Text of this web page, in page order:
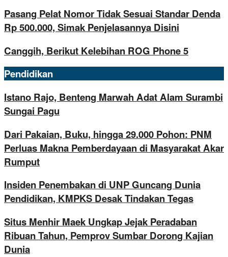
Pasang Pelat Nomor Tidak Sesuai Standar Denda
Rp 500.000, Simak Penjelasannya Disini
Canggih, Berikut Kelebihan ROG Phone 5
Pendidikan
Istano Rajo, Benteng Marwah Adat Alam Surambi
Sungai Pagu
Dari Pakaian, Buku, hingga 29.000 Pohon: PNM
Perluas Makna Pemberdayaan di Masyarakat Akar
Rumput
Insiden Penembakan di UNP Guncang Dunia
Pendidikan, KMPKS Desak Tindakan Tegas
Situs Menhir Maek Ungkap Jejak Peradaban
Ribuan Tahun, Pemprov Sumbar Dorong Kajian
Dunia